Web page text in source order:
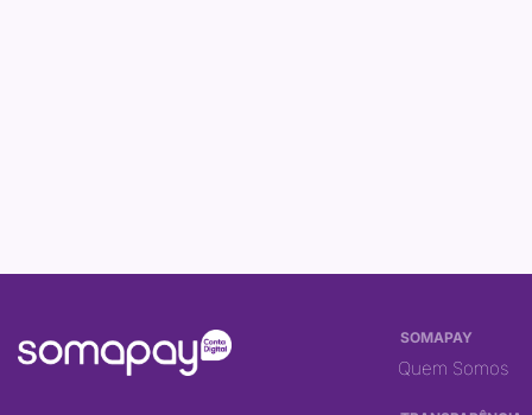
SOMAPAY
Quem Somos